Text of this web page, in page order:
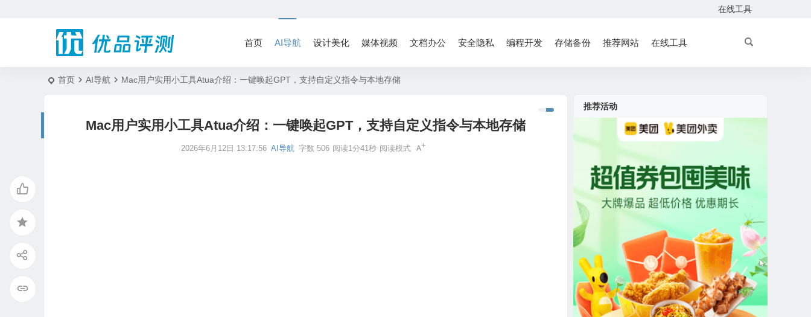
在线工具
首页 AI导航 设计美化 媒体视频 文档办公 安全隐私 编程开发 存储备份 推荐网站 在线工具
首页 AI导航 Mac用户实用小工具Atua介绍：一键唤起GPT，支持自定义指令与本地存储
Mac用户实用小工具Atua介绍：一键唤起GPT，支持自定义指令与本地存储
2026年6月12日 13:17:56 AI导航 字数 506 阅读1分41秒 阅读模式
推荐活动